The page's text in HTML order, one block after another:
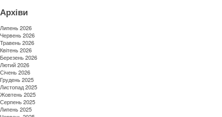
Архіви
Липень 2026
Червень 2026
Травень 2026
Квітень 2026
Березень 2026
Лютий 2026
Січень 2026
Грудень 2025
Листопад 2025
Жовтень 2025
Серпень 2025
Липень 2025